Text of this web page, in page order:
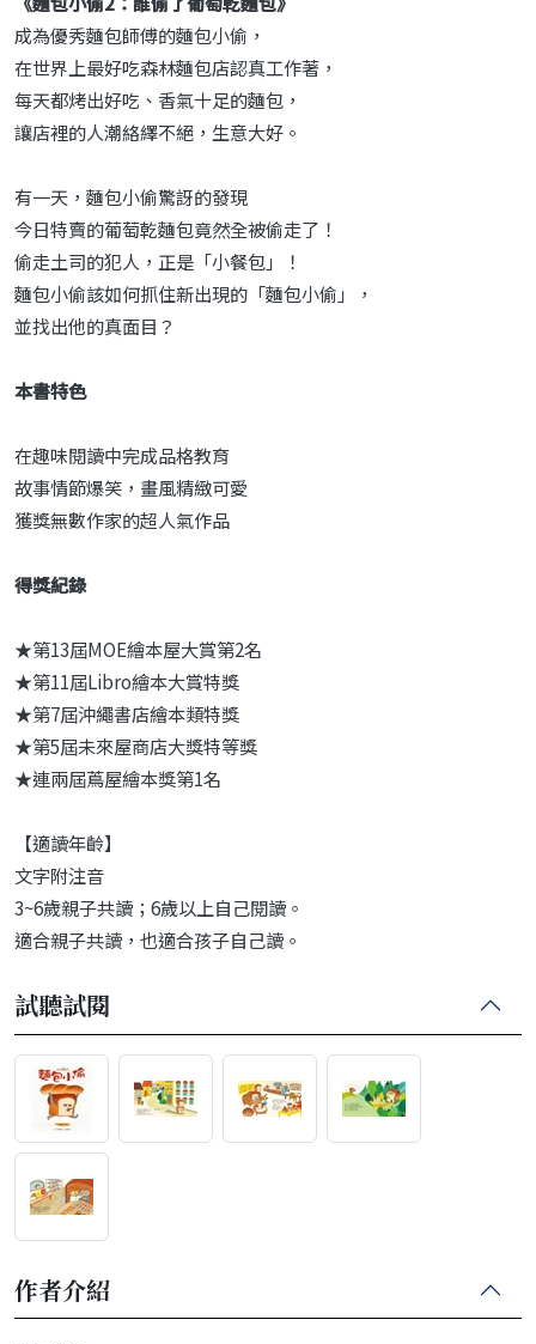
成為優秀麵包師傅的麵包小偷，
在世界上最好吃森林麵包店認真工作著，
每天都烤出好吃、香氣十足的麵包，
讓店裡的人潮絡繹不絕，生意大好。
有一天，麵包小偷驚訝的發現
今日特賣的葡萄乾麵包竟然全被偷走了！
偷走土司的犯人，正是「小餐包」！
麵包小偷該如何抓住新出現的「麵包小偷」，
並找出他的真面目？
本書特色
在趣味閱讀中完成品格教育
故事情節爆笑，畫風精緻可愛
獲獎無數作家的超人氣作品
得獎紀錄
★第13屆MOE繪本屋大賞第2名
★第11屆Libro繪本大賞特獎
★第7屆沖繩書店繪本類特獎
★第5屆未來屋商店大獎特等獎
★連兩屆蔦屋繪本獎第1名
【適讀年齡】
文字附注音
3~6歲親子共讀；6歲以上自己閱讀。
適合親子共讀，也適合孩子自己讀。
試聽試閱
作者介紹